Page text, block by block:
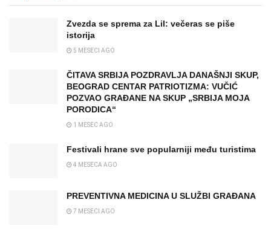
Zvezda se sprema za Lil: večeras se piše
istorija
5 MESECI AGO
ČITAVA SRBIJA POZDRAVLJA DANAŠNJI SKUP,
BEOGRAD CENTAR PATRIOTIZMA: VUČIĆ
POZVAO GRAĐANE NA SKUP „SRBIJA MOJA
PORODICA“
1 MESEC AGO
Festivali hrane sve popularniji među turistima
4 MESECA AGO
PREVENTIVNA MEDICINA U SLUŽBI GRAĐANA
7 MESECI AGO